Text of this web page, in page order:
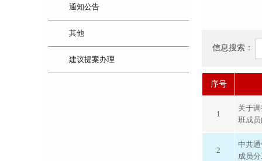
信息搜索：
序号
1
关于
班成
2
中共
成员
通知公告
其他
建议提案办理